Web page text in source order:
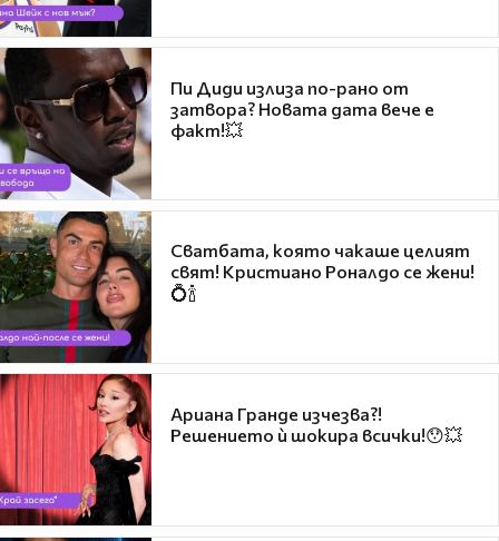
Пи Диди излиза по-рано от
затвора? Новата дата вече е
факт!💥
Сватбата, която чакаше целият
свят! Кристиано Роналдо се жени!
💍🍾
Ариана Гранде изчезва?!
Решението ѝ шокира всички!😯💥